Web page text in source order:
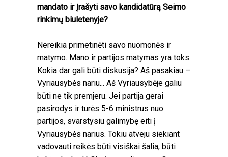
mandato ir įrašyti savo kandidatūrą Seimo
rinkimų biuletenyje?
Nereikia primetinėti savo nuomonės ir
matymo. Mano ir partijos matymas yra toks.
Kokia dar gali būti diskusija? Aš pasakiau –
Vyriausybės nariu... Aš Vyriausybėje galiu
būti ne tik premjeru. Jei partija gerai
pasirodys ir turės 5-6 ministrus nuo
partijos, svarstysiu galimybę eiti į
Vyriausybės narius. Tokiu atveju siekiant
vadovauti reikės būti visiškai šalia, būti